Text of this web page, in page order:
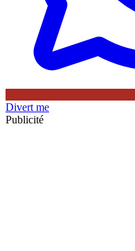
Divert me
Publicité